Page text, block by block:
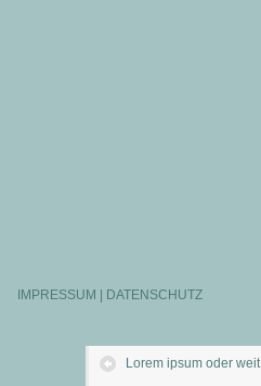
IMPRESSUM | DATENSCHUTZ
Lorem ipsum oder